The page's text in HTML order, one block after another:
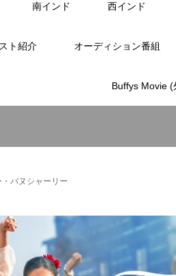
南インド 西インド
ト紹介 オーディション番組
Buffys Movie (
バヌシャーリー